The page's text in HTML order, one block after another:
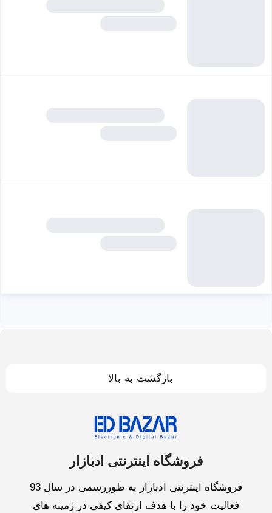
بازگشت به بالا
فروشگاه اینترنتی ادبازار
فروشگاه اینترنتی ادبازار به طوررسمی در سال 93
فعالیت خود را با هدف ارتقای کیفی در زمینه های